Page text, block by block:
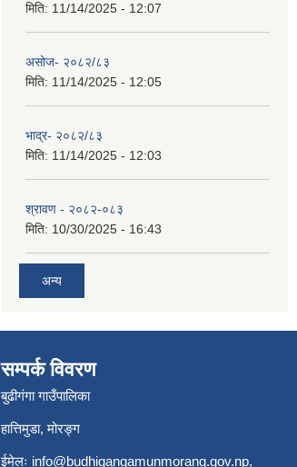
मिति: 11/14/2025 - 12:07
असोज- २०८२/८३
मिति: 11/14/2025 - 12:05
भाद्र- २०८२/८३
मिति: 11/14/2025 - 12:03
श्रावण - २०८२-०८३
मिति: 10/30/2025 - 16:43
अन्य
सम्पर्क विवरण
बुढीगंगा गाउँपालिका
हात्तिमुडा, मोरङ्ग
ईमेलः info@budhigangamunmorang.gov.np,